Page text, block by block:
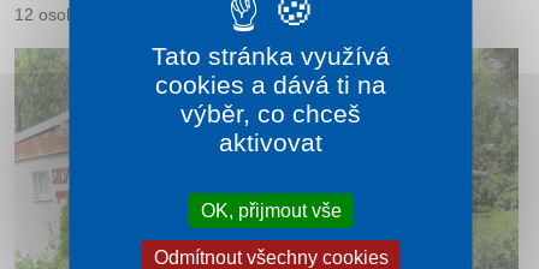
12 osob.
Tato stránka využívá
cookies a dává ti na
výběr, co chceš
aktivovat
OK, přijmout vše
Odmítnout všechny cookies